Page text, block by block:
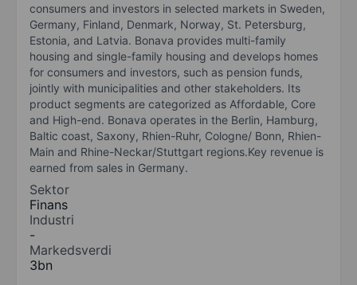
consumers and investors in selected markets in Sweden,
Germany, Finland, Denmark, Norway, St. Petersburg,
Estonia, and Latvia. Bonava provides multi-family
housing and single-family housing and develops homes
for consumers and investors, such as pension funds,
jointly with municipalities and other stakeholders. Its
product segments are categorized as Affordable, Core
and High-end. Bonava operates in the Berlin, Hamburg,
Baltic coast, Saxony, Rhien-Ruhr, Cologne/ Bonn, Rhien-
Main and Rhine-Neckar/Stuttgart regions.Key revenue is
earned from sales in Germany.
Sektor
Finans
Industri
-
Markedsverdi
3bn